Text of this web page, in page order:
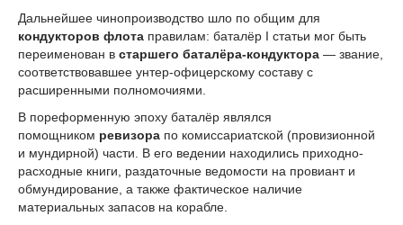
Дальнейшее чинопроизводство шло по общим для
кондукторов флота правилам: баталёр I статьи мог быть
переименован в старшего баталёра-кондуктора — звание,
соответствовавшее унтер-офицерскому составу с
расширенными полномочиями.
В пореформенную эпоху баталёр являлся
помощником ревизора по комиссариатской (провизионной
и мундирной) части. В его ведении находились приходно-
расходные книги, раздаточные ведомости на провиант и
обмундирование, а также фактическое наличие
материальных запасов на корабле.